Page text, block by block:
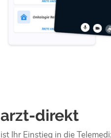
arzt-direkt
ist Ihr Einstieg in die